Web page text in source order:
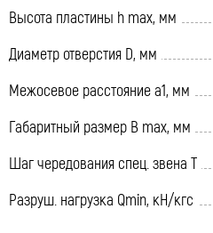
Высота пластины h max, мм
Диаметр отверстия D, мм
Межосевое расстояние a1, мм
Габаритный размер B max, мм
Шаг чередования спец. звена T
Разруш. нагрузка Qmin, кН/кгс